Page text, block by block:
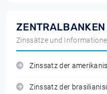
ZENTRALBANKEN
Zinssätze und
Zinssatz der
Zinssatz der